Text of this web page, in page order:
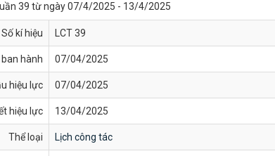
39 từ ngày 07/4/2025 - 13/4/2025
Số kí hiệu LCT 39
ban hành 07/04/2025
hiệu lực 07/04/2025
hiệu lực 13/04/2025
Thể loại Lịch công tác